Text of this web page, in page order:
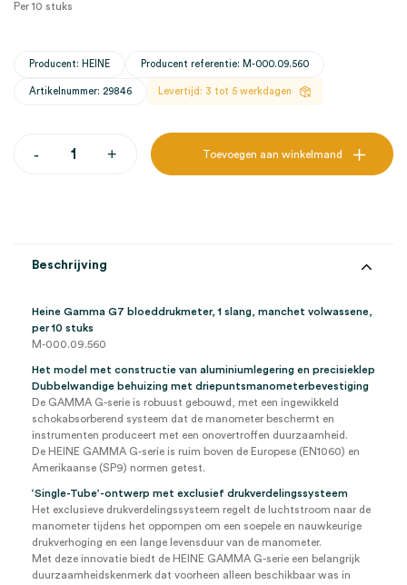
Per 10 stuks
Producent: HEINE Producent referentie: M-000.09.560
Artikelnummer: 29846 Levertijd: 3 tot 5 werkdagen
-
volwassene
+ Toevoegen aan winkelmand
Beschrijving
Heine Gamma G7 bloeddrukmeter, 1 slang, manchet volwassene,
per 10 stuks
M-000.09.560
Het model met constructie van aluminiumlegering en precisieklep
Dubbelwandige behuizing met driepuntsmanometerbevestiging
De GAMMA G-serie is robuust gebouwd, met een ingewikkeld
schokabsorberend systeem dat de manometer beschermt en
instrumenten produceert met een onovertroffen duurzaamheid.
De HEINE GAMMA G-serie is ruim boven de Europese (EN1060) en
Amerikaanse (SP9) normen getest.
‘Single-Tube’-ontwerp met exclusief drukverdelingssysteem
Het exclusieve drukverdelingssysteem regelt de luchtstroom naar de
manometer tijdens het oppompen om een soepele en nauwkeurige
drukverhoging en een lange levensduur van de manometer.
Met deze innovatie biedt de HEINE GAMMA G-serie een belangrijk
duurzaamheidskenmerk dat voorheen alleen beschikbaar was in